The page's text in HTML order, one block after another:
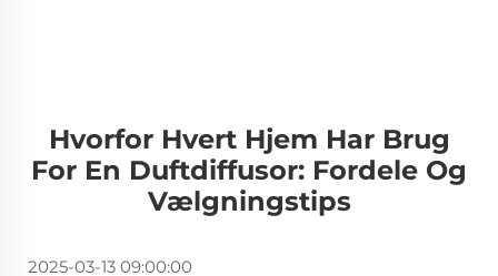
Hvorfor Hvert Hjem Har Brug
For En Duftdiffusor: Fordele Og
Vælgningstips
2025-03-13 09:00:00